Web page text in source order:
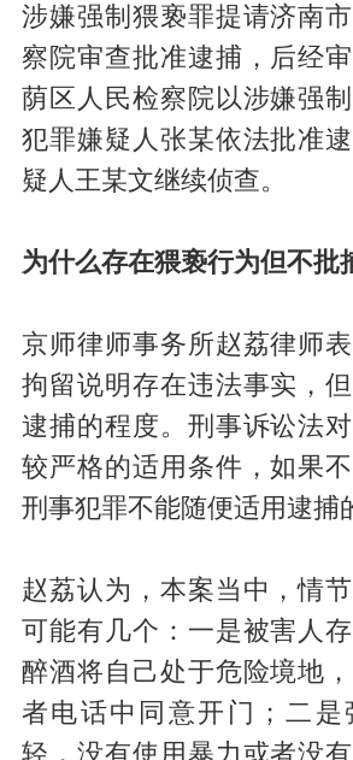
涉嫌强制猥亵罪提请济南
察院审查批准逮捕，后经
荫区人民检察院以涉嫌强
犯罪嫌疑人张某依法批准
疑人王某文继续侦查。
为什么存在猥亵行为但不批
京师律师事务所赵荔律师
拘留说明存在违法事实，
逮捕的程度。刑事诉讼法
较严格的适用条件，如果
刑事犯罪不能随便适用逮捕
赵荔认为，本案当中，情
可能有几个：一是被害人
醉酒将自己处于危险境地
者电话中同意开门；二是
轻，没有使用暴力或者没